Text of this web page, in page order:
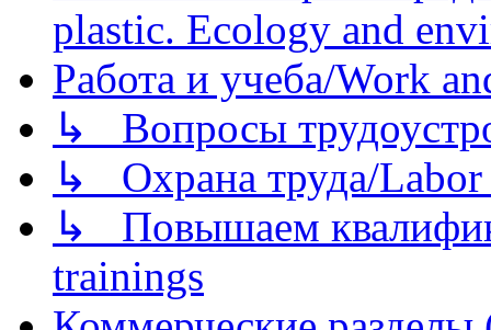
plastic. Ecology and
Работа и учеба/Work
↳ Вопросы
↳ Охрана труда/Labor
↳ Повышаем
trainings